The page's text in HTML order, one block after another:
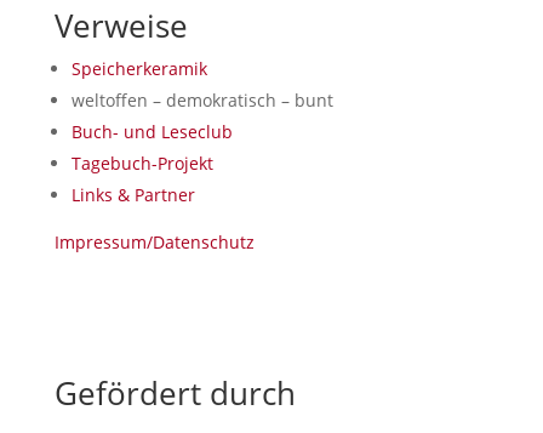
Verweise
Speicherkeramik
weltoffen – demokratisch – bunt
Buch- und Leseclub
Tagebuch-Projekt
Links & Partner
Impressum/Datenschutz
Gefördert durch